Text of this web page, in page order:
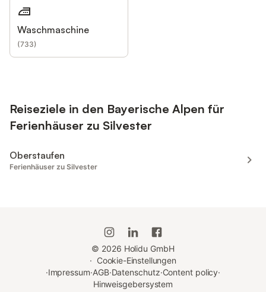
Waschmaschine
(733)
Reiseziele in den Bayerische Alpen für
Ferienhäuser zu Silvester
Oberstaufen
Ferienhäuser zu Silvester
© 2026 Holidu GmbH
· Cookie-Einstellungen
·Impressum·AGB·Datenschutz·Content policy·
Hinweisgebersystem